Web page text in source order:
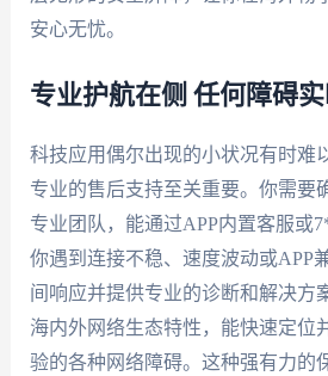
安心无忧。
专业护航在侧 任何障碍
科技应用偶尔出现的小状况有时难
专业的售后支持至关重要。你需要
专业团队，能通过APP内置客服或
你遇到连接不稳、速度波动或APP
间响应并提供专业的诊断和解决方
海内外网络生态特性，能快速定位
验的各种网络障碍。这种强有力的